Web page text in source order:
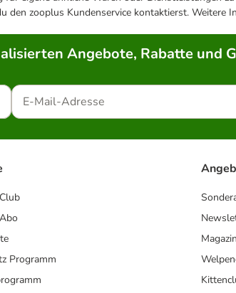
den zooplus Kundenservice kontaktierst.
Angebote, Rabatte und
Programm
Magazin